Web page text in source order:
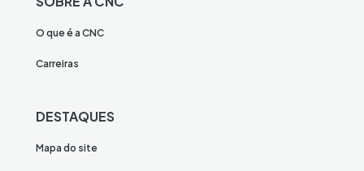
O que é a CNC
Carreiras
DESTAQUES
Mapa do site